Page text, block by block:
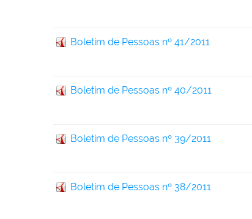
Boletim de Pessoas nº 41/2011
Boletim de Pessoas nº 40/2011
Boletim de Pessoas nº 39/2011
Boletim de Pessoas nº 38/2011